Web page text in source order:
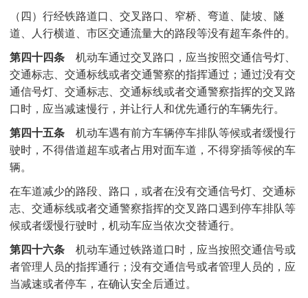
（四）行经铁路道口、交叉路口、窄桥、弯道、陡坡、隧
道、人行横道、市区交通流量大的路段等没有超车条件的。
第四十四条机动车通过交叉路口，应当按照交通信号灯、
交通标志、交通标线或者交通警察的指挥通过；通过没有交
通信号灯、交通标志、交通标线或者交通警察指挥的交叉路
口时，应当减速慢行，并让行人和优先通行的车辆先行。
第四十五条机动车遇有前方车辆停车排队等候或者缓慢行
驶时，不得借道超车或者占用对面车道，不得穿插等候的车
辆。
在车道减少的路段、路口，或者在没有交通信号灯、交通标
志、交通标线或者交通警察指挥的交叉路口遇到停车排队等
候或者缓慢行驶时，机动车应当依次交替通行。
第四十六条机动车通过铁路道口时，应当按照交通信号或
者管理人员的指挥通行；没有交通信号或者管理人员的，应
当减速或者停车，在确认安全后通过。